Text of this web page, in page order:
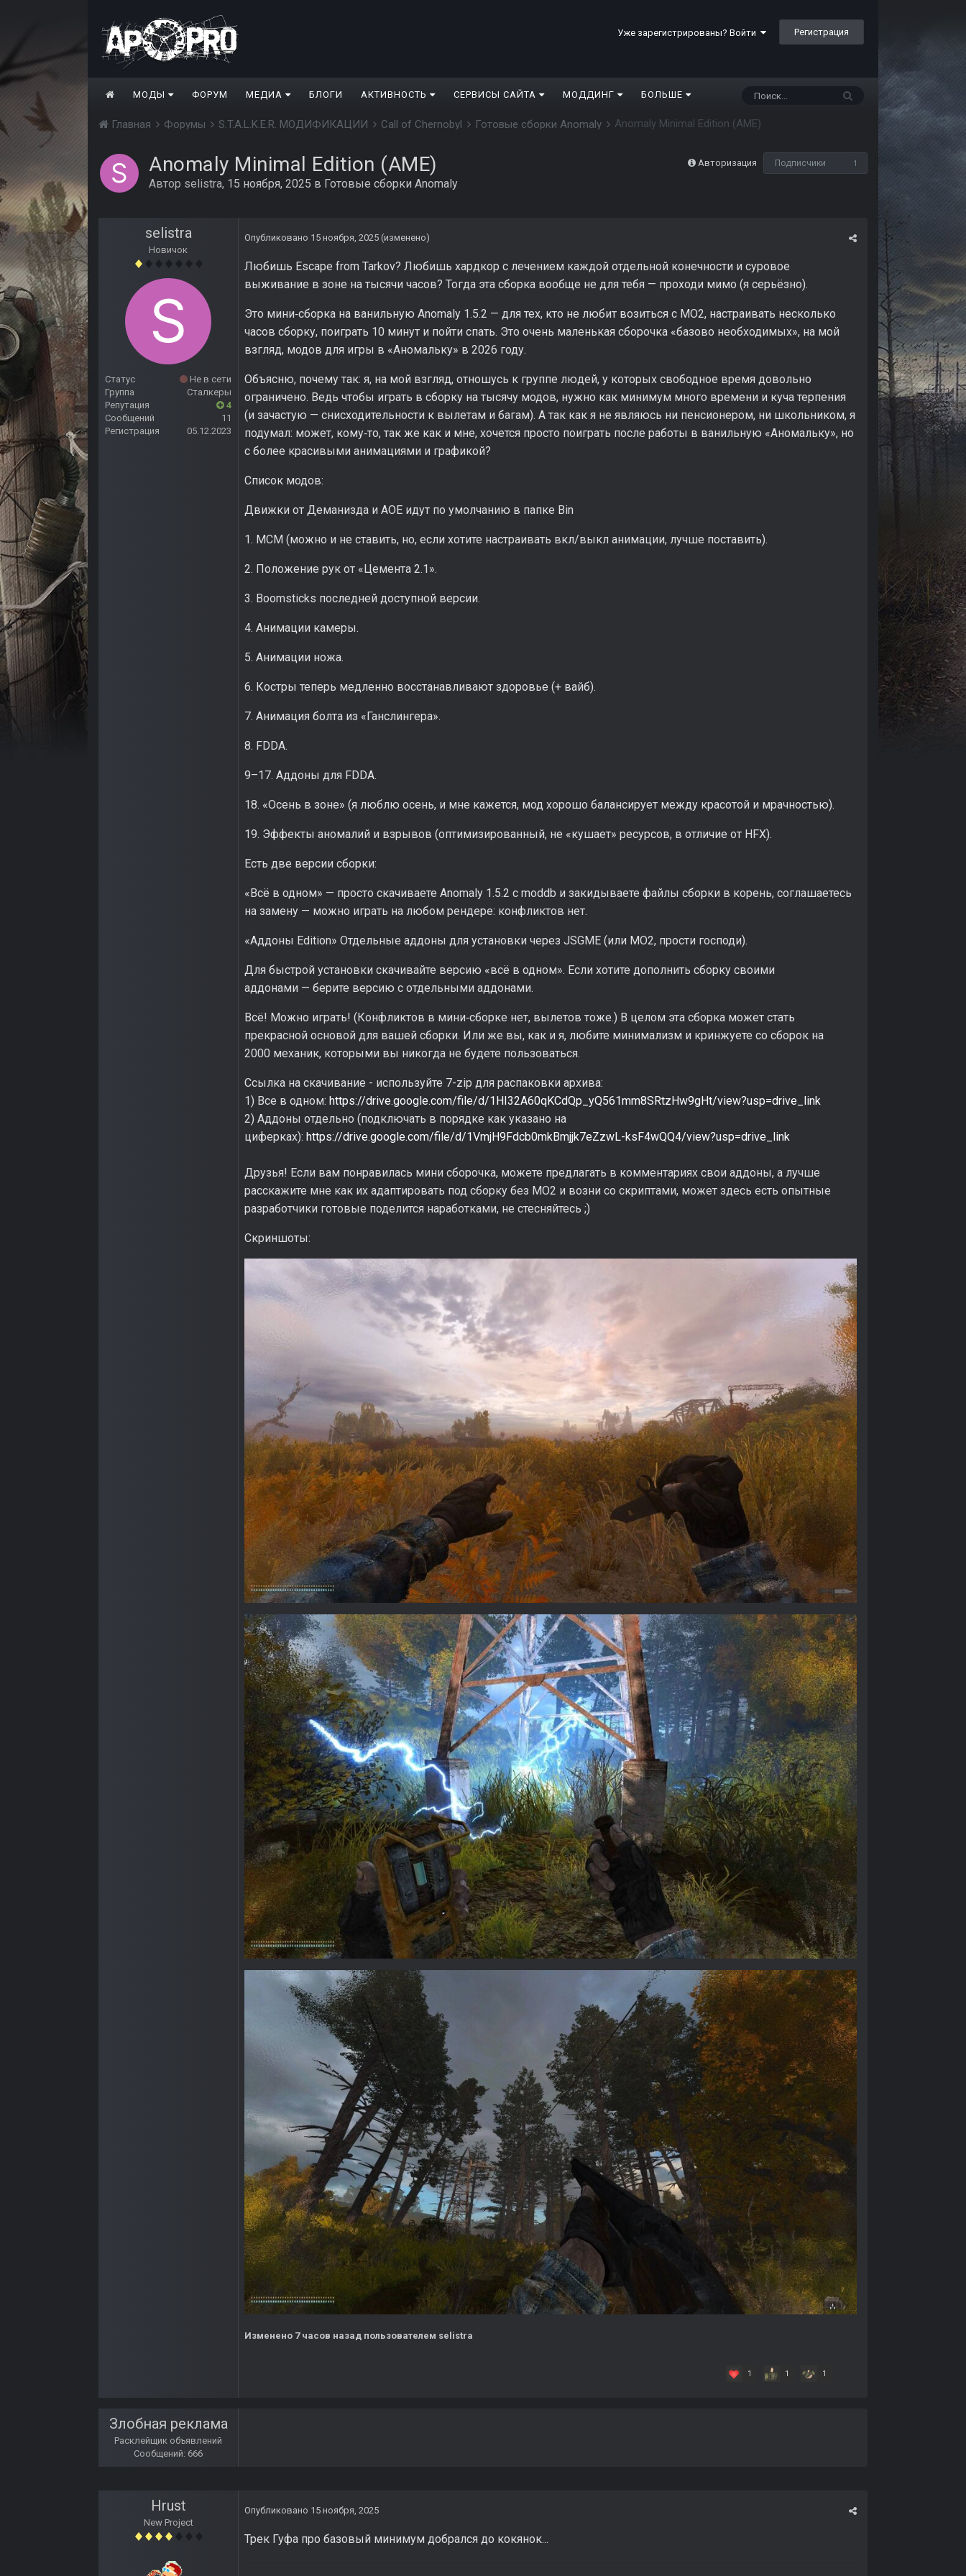
Уже зарегистрированы? Войти Регистрация
МОДЫ ФОРУМ МЕДИА БЛОГИ АКТИВНОСТЬ СЕРВИСЫ САЙТА МОДДИНГ БОЛЬШЕ
Главная Форумы S.T.A.L.K.E.R. МОДИФИКАЦИИ Call of Chernobyl Готовые сборки Anomaly Anomaly Minimal Edition (AME)
Авторизация Подписчики 1
Anomaly Minimal Edition (AME)
Автор selistra, 15 ноября, 2025 в Готовые сборки Anomaly
selistra
Новичок
Статус
Не в сети
Группа
Сталкеры
Репутация
4
Сообщений
11
Регистрация
05.12.2023
Опубликовано 15 ноября, 2025 (изменено)
Любишь Escape from Tarkov? Любишь хардкор с лечением каждой отдельной конечности и суровое
выживание в зоне на тысячи часов? Тогда эта сборка вообще не для тебя — проходи мимо (я серьёзно).
Это мини‑сборка на ванильную Anomaly 1.5.2 — для тех, кто не любит возиться с MO2, настраивать несколько
часов сборку, поиграть 10 минут и пойти спать. Это очень маленькая сборочка «базово необходимых», на мой
взгляд, модов для игры в «Аномальку» в 2026 году.
Объясню, почему так: я, на мой взгляд, отношусь к группе людей, у которых свободное время довольно
ограничено. Ведь чтобы играть в сборку на тысячу модов, нужно как минимум много времени и куча терпения
(и зачастую — снисходительности к вылетам и багам). А так как я не являюсь ни пенсионером, ни школьником, я
подумал: может, кому‑то, так же как и мне, хочется просто поиграть после работы в ванильную «Аномальку», но
с более красивыми анимациями и графикой?
Список модов:
Движки от Деманизда и АОE идут по умолчанию в папке Bin
1. MCM (можно и не ставить, но, если хотите настраивать вкл/выкл анимации, лучше поставить).
2. Положение рук от «Цемента 2.1».
3. Boomsticks последней доступной версии.
4. Анимации камеры.
5. Анимации ножа.
6. Костры теперь медленно восстанавливают здоровье (+ вайб).
7. Анимация болта из «Ганслингера».
8. FDDA.
9–17. Аддоны для FDDA.
18. «Осень в зоне» (я люблю осень, и мне кажется, мод хорошо балансирует между красотой и мрачностью).
19. Эффекты аномалий и взрывов (оптимизированный, не «кушает» ресурсов, в отличие от HFX).
Есть две версии сборки:
«Всё в одном» — просто скачиваете Anomaly 1.5.2 c moddb и закидываете файлы сборки в корень, соглашаетесь
на замену — можно играть на любом рендере: конфликтов нет.
«Аддоны Edition» Отдельные аддоны для установки через JSGME (или MO2, прости господи).
Для быстрой установки скачивайте версию «всё в одном». Если хотите дополнить сборку своими
аддонами — берите версию с отдельными аддонами.
Всё! Можно играть! (Конфликтов в мини‑сборке нет, вылетов тоже.) В целом эта сборка может стать
прекрасной основой для вашей сборки. Или же вы, как и я, любите минимализм и кринжуете со сборок на
2000 механик, которыми вы никогда не будете пользоваться.
Ссылка на скачивание - используйте 7-zip для распаковки архива:
1) Все в одном: https://drive.google.com/file/d/1HI32A60qKCdQp_yQ561mm8SRtzHw9gHt/view?usp=drive_link
2) Аддоны отдельно (подключать в порядке как указано на
циферках): https://drive.google.com/file/d/1VmjH9Fdcb0mkBmjjk7eZzwL-ksF4wQQ4/view?usp=drive_link
Друзья! Если вам понравилась мини сборочка, можете предлагать в комментариях свои аддоны, а лучше
расскажите мне как их адаптировать под сборку без МО2 и возни со скриптами, может здесь есть опытные
разработчики готовые поделится наработками, не стесняйтесь ;)
Скриншоты:
Изменено 7 часов назад пользователем selistra
1 1 1
Злобная реклама
Расклейщик объявлений
Сообщений: 666
Hrust
New Project
Опубликовано 15 ноября, 2025
Трек Гуфа про базовый минимум добрался до кокянок...